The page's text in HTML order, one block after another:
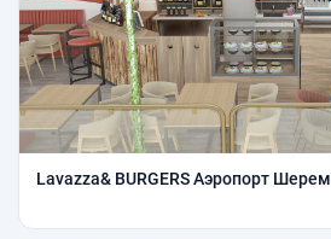
Lavazza& BURGERS Аэропорт